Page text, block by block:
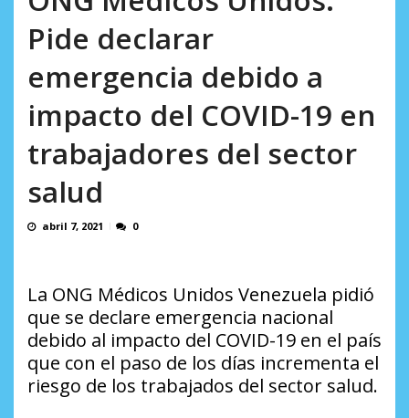
Pide declarar
emergencia debido a
impacto del COVID-19 en
trabajadores del sector
salud
abril 7, 2021 0
La ONG Médicos Unidos Venezuela pidió
que se declare emergencia nacional
debido al impacto del COVID-19 en el país
que con el paso de los días incrementa el
riesgo de los trabajados del sector salud.